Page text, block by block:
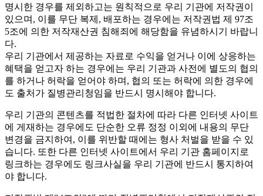
명시한 경우를 제외하고는 원칙적으로 우리 기관에 저작권이
있으며, 이를 무단 복제, 배포하는 경우에는 저작권법 제 97조
5조에 의한 저작재산권 침해죄에 해당함을 유념하시기 바랍니
다.
우리 기관에서 제공하는 자료로 수익을 얻거나 이에 상응하는
혜택을 얻고자 하는 경우에는 우리 기관과 사전에 별도의 협의
를 하거나 허락을 얻어야 하며, 협의 또는 허락에 의한 경우에
도 출처가 질병관리청임을 반드시 명시해야 합니다.
우리 기관의 콘텐츠를 적법한 절차에 따라 다른 인터넷 사이트
에 게재하는 경우에도 단순한 오류 정정 이외에 내용의 무단
변경을 금지하여, 이를 위반할 때에는 형사 처벌을 받을 수 있
습니다. 또한 다른 인터넷 사이트에서 우리 기관 홈페이지로
링크하는 경우에도 링크사실을 우리 기관에 반드시 통지하여
야 합니다.